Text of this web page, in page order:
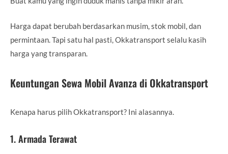
Harga dapat berubah berdasarkan musim, stok mobil, dan
permintaan. Tapi satu hal pasti, Okkatransport selalu kasih
harga yang transparan.
Keuntungan Sewa Mobil Avanza di Okkatransport
Kenapa harus pilih Okkatransport? Ini alasannya.
1. Armada Terawat